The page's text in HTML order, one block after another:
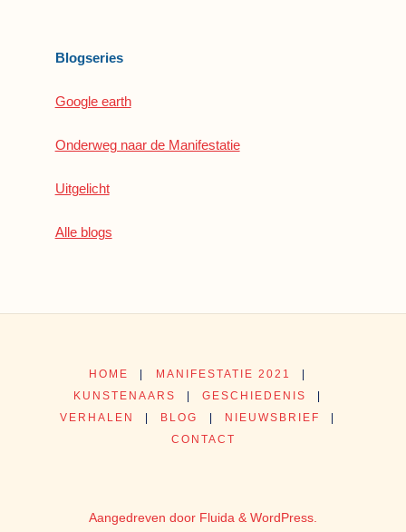
Blogseries
Google earth
Onderweg naar de Manifestatie
Uitgelicht
Alle blogs
HOME MANIFESTATIE 2021
KUNSTENAARS
GESCHIEDENIS
VERHALEN
BLOG NIEUWSBRIEF
CONTACT
Aangedreven door Fluida & WordPress.